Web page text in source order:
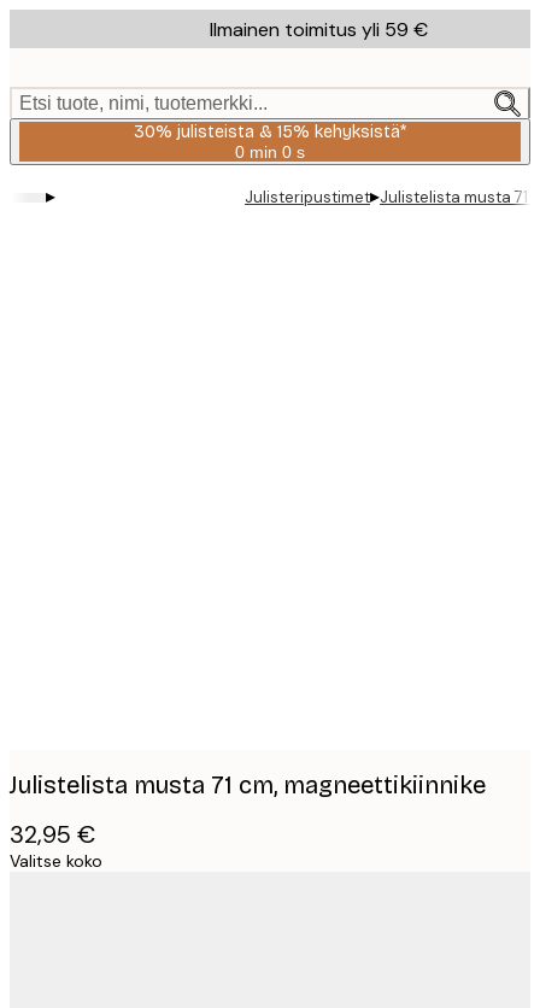
to
content.
Ilmainen toimitus yli 59 €
Etsi tuote, nimi, tuotemerkki...
30% julisteista & 15% kehyksistä*
0 min 0 s
Voimassa
2026-
▸ Julisteripustimet▸Julistelista musta 71
Julistelista musta 71 cm, magneettikiinnike
32,95 €
Valitse koko